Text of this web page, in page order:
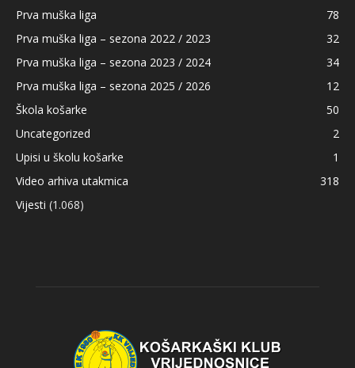
Prva muška liga
78
Prva muška liga – sezona 2022 / 2023
32
Prva muška liga – sezona 2023 / 2024
34
Prva muška liga – sezona 2025 / 2026
12
Škola košarke
50
Uncategorized
2
Upisi u školu košarke
1
Video arhiva utakmica
318
Vijesti (1.068)